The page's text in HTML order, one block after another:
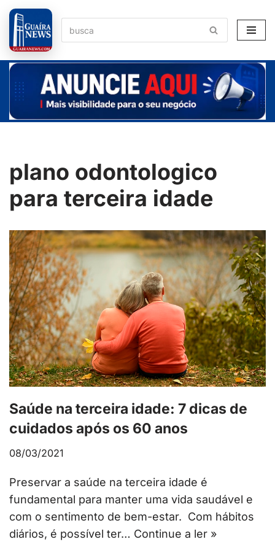
Pular
para
o
conteúdo
plano odontologico
para terceira idade
Saúde na terceira idade: 7 dicas de
cuidados após os 60 anos
08/03/2021
Preservar a saúde na terceira idade é
fundamental para manter uma vida saudável e
com o sentimento de bem-estar. Com hábitos
diários, é possível ter… Continue a ler »